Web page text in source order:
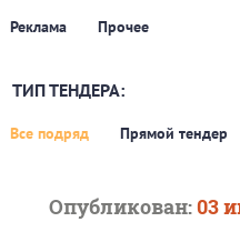
Реклама
Прочее
ТИП ТЕНДЕРА:
Все подряд Прямой тендер
Опубликован:03